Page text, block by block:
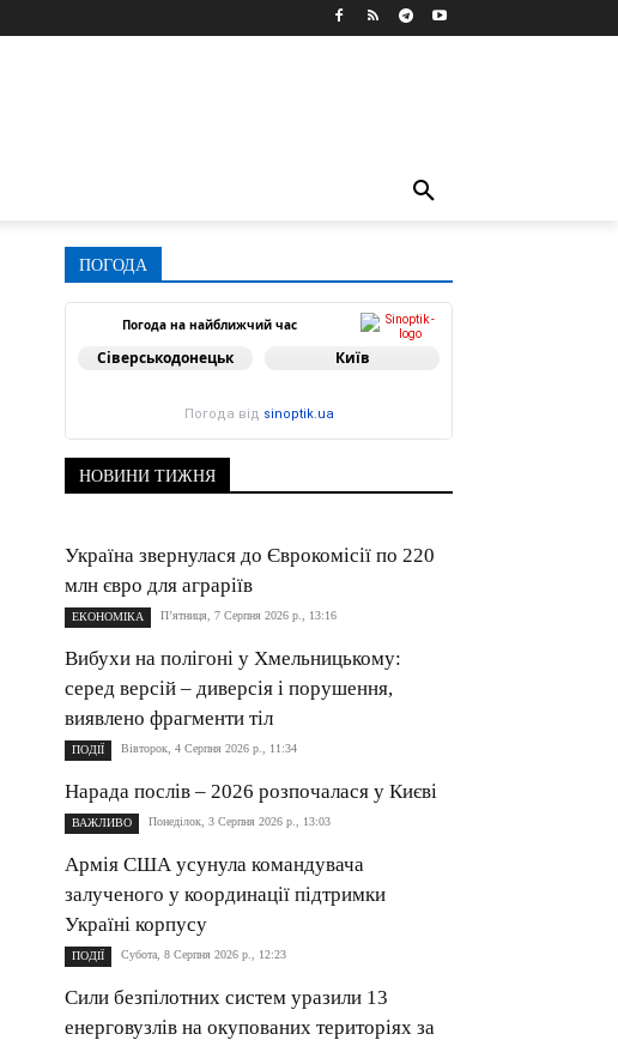
ПОГОДА
Погода на найближчий час
Сіверськодонецьк Київ
Погода від sinoptik.ua
НОВИНИ ТИЖНЯ
Україна звернулася до Єврокомісії по 220
млн євро для аграріїв
ЕКОНОМІКА П’ятниця, 7 Серпня 2026 р., 13:16
Вибухи на полігоні у Хмельницькому:
серед версій – диверсія і порушення,
виявлено фрагменти тіл
ПОДІЇ Вівторок, 4 Серпня 2026 р., 11:34
Нарада послів – 2026 розпочалася у Києві
ВАЖЛИВО Понеділок, 3 Серпня 2026 р., 13:03
Армія США усунула командувача
залученого у координації підтримки
Україні корпусу
ПОДІЇ Субота, 8 Серпня 2026 р., 12:23
Сили безпілотних систем уразили 13
енерговузлів на окупованих територіях за